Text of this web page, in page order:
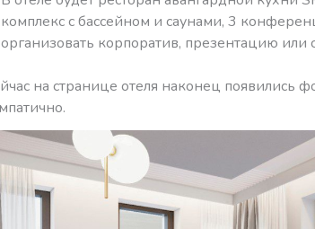
комплекс с бассейном и саунами, 3
организовать корпоратив, презентацию или
на странице отеля наконец появились